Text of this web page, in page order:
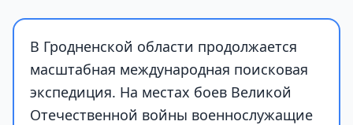
В Гродненской области продолжается
масштабная международная поисковая
экспедиция. На местах боев Великой
Отечественной войны военнослужащие